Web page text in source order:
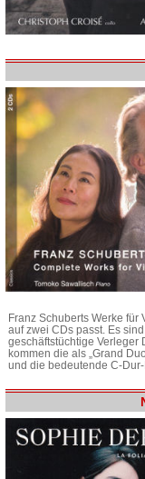
Franz Schuberts Werke
auf zwei CDs passt. Es
geschäftstüchtige Verleger
kommen die als „Grand
und die bedeutende C-